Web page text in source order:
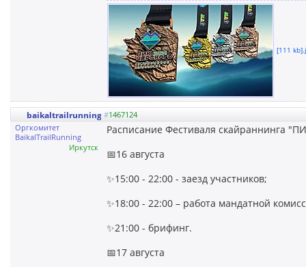
[111
baikaltrailrunning #1467124
Оргкомитет
BaikalTrailRunning
Иркутск
Расписание Фестиваля скайраннинга
📅16 августа
✨15:00 - 22:00 - заезд участников;
✨18:00 - 22:00 – работа мандатной
✨21:00 - брифинг.
📅17 августа